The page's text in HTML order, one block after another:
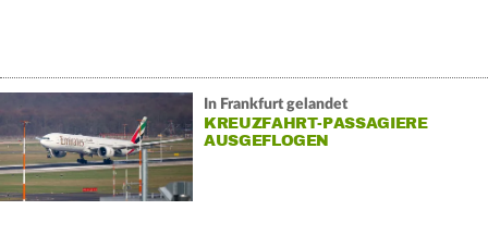
In Frankfurt gelandet
KREUZFAHRT-PASSAGIERE
AUSGEFLOGEN